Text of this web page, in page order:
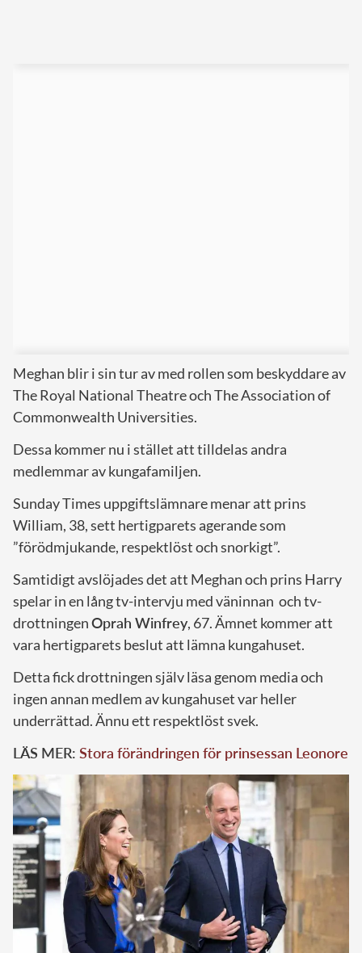
Meghan blir i sin tur av med rollen som beskyddare av
The Royal National Theatre och The Association of
Commonwealth Universities.
Dessa kommer nu i stället att tilldelas andra
medlemmar av kungafamiljen.
Sunday Times uppgiftslämnare menar att prins
William, 38, sett hertigparets agerande som
”förödmjukande, respektlöst och snorkigt”.
Samtidigt avslöjades det att Meghan och prins Harry
spelar in en lång tv-intervju med väninnan och tv-
drottningenOprah Winfrey, 67. Ämnet kommer att
vara hertigparets beslut att lämna kungahuset.
Detta fick drottningen själv läsa genom media och
ingen annan medlem av kungahuset var heller
underrättad. Ännu ett respektlöst svek.
LÄS MER: Stora förändringen för prinsessan Leonore